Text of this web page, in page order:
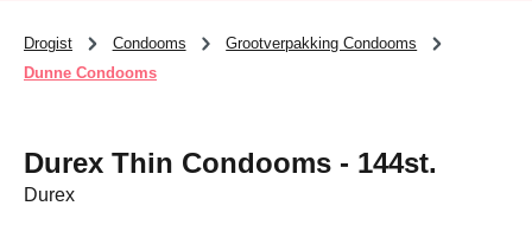
Drogist Condooms
Grootverpakking Condooms
Dunne Condooms
Durex Thin Condooms - 144st.
Durex